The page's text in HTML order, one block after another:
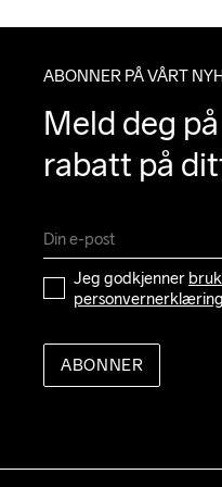
ABONNER PÅ VÅRT
Meld deg
rabatt på
Jeg godkjenner
ABONNER